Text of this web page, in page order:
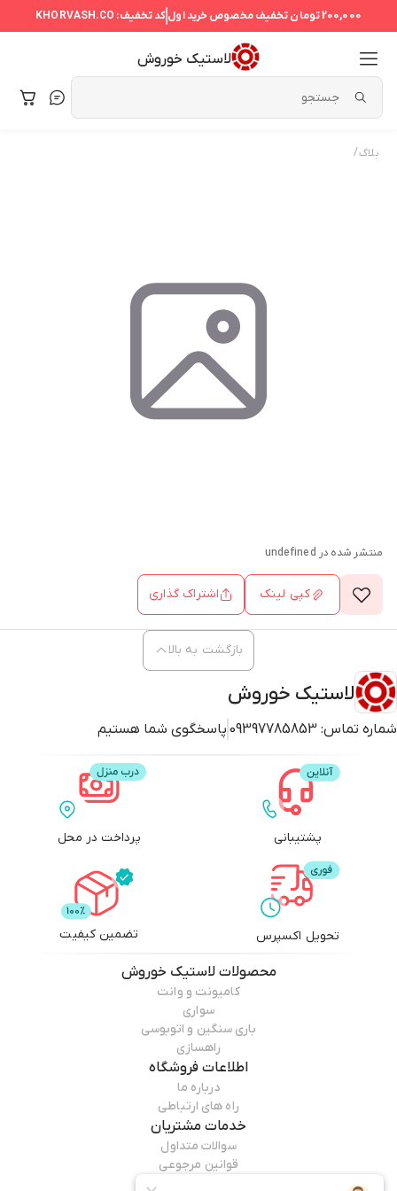
200,000 تومان تخفیف مخصوص خرید اولکد تخفیف: KHORVASH.CO
لاستیک خوروش
بلاگ/
منتشر شده در undefined
کپی لینک اشتراک گذاری
لاستیک خوروش
شماره تماس: 09397785853 پاسخگوی شما هستیم
بازگشت به بالا
پشتیبانی پرداخت در محل
تحویل اکسپرس تضمین کیفیت
محصولاتلاستیک خوروش
کامیونت و وانت
سواری
باری سنگین و اتوبوسی
راهسازی
اطلاعات فروشگاه
درباره ما
راه های ارتباطی
خدمات مشتریان
سوالات متداول
قوانین مرجوعی